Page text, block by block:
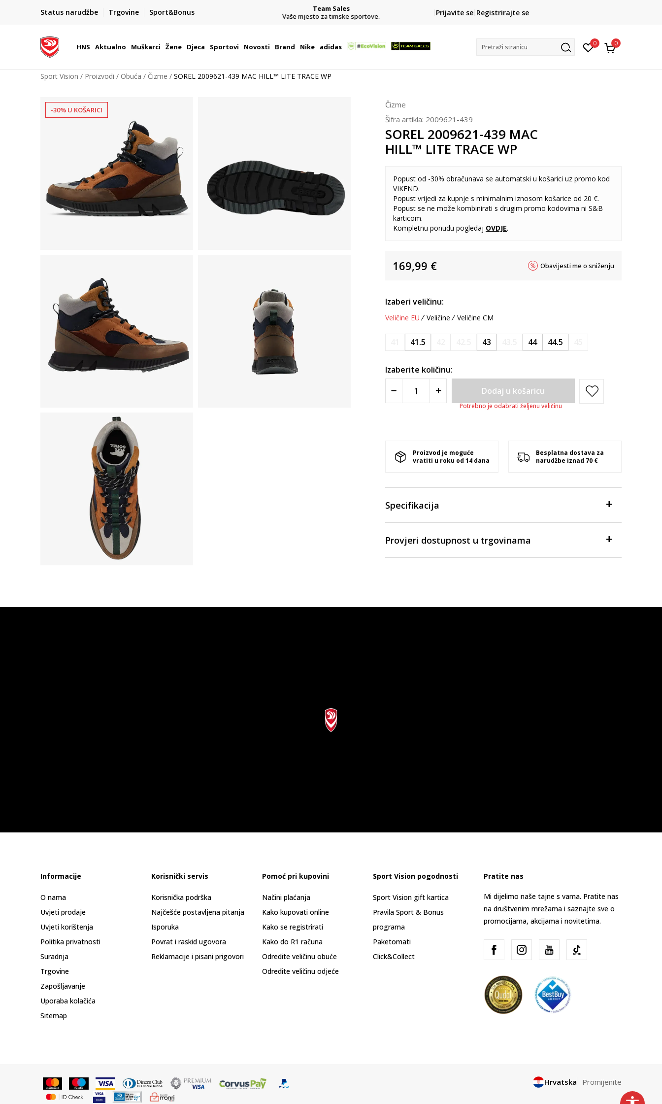
Status narudžbe Trgovine Sport&Bonus
BOX NOW
Dostava 1,50 €
| Više od 800 paketomata u Hrvatskoj
Team Sales
Vaše mjesto za timske sportove.
CLICK& COLLECT
besplatno preuzimanje u trgovini
Prijavite se Registrirajte se
HNS Aktualno Muškarci Žene Djeca Sportovi Novosti Brand Nike adidas Pretraži stranicu 0 0
Sport Vision Proizvodi Obuća Čizme SOREL 2009621-439 MAC HILL™ LITE TRACE WP
-30% U KOŠARICI
Čizme
Šifra artikla: 2009621-439
SOREL 2009621-439 MAC
HILL™ LITE TRACE WP
Popust od -30% obračunava se automatski u košarici uz promo kod
VIKEND.
Popust vrijedi za kupnje s minimalnim iznosom košarice od 20 €.
Popust se ne može kombinirati s drugim promo kodovima ni S&B
karticom.
Kompletnu ponudu pogledaj OVDJE.
169,99 € Obavijesti me o sniženju
Izaberi veličinu:
Veličine EU Veličine Veličine CM
41.5 43 44 44.5
Izaberite količinu:
Dodaj u košaricu
Potrebno je odabrati željenu veličinu
Proizvod je moguće
vratiti u roku od 14 dana
Besplatna dostava za
narudžbe iznad 70 €
Specifikacija
Provjeri dostupnost u trgovinama
Informacije
O nama
Uvjeti prodaje
Uvjeti korištenja
Politika privatnosti
Suradnja
Trgovine
Zapošljavanje
Uporaba kolačića
Sitemap
Korisnički servis
Korisnička podrška
Najčešće postavljena pitanja
Isporuka
Povrat i raskid ugovora
Reklamacije i pisani prigovori
Pomoć pri kupovini
Načini plaćanja
Kako kupovati online
Kako se registrirati
Kako do R1 računa
Odredite veličinu obuće
Odredite veličinu odjeće
Sport Vision pogodnosti
Sport Vision gift kartica
Pravila Sport & Bonus
programa
Paketomati
Click&Collect
Pratite nas
Mi dijelimo naše tajne s vama. Pratite nas
na društvenim mrežama i saznajte sve o
promocijama, akcijama i novitetima.
Hrvatska Promijenite